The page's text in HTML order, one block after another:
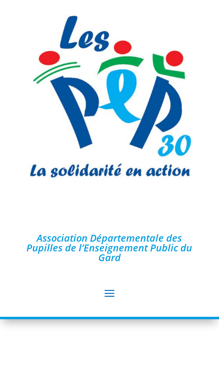
Association Départementale des
Pupilles de l’Enseignement Public du
Gard